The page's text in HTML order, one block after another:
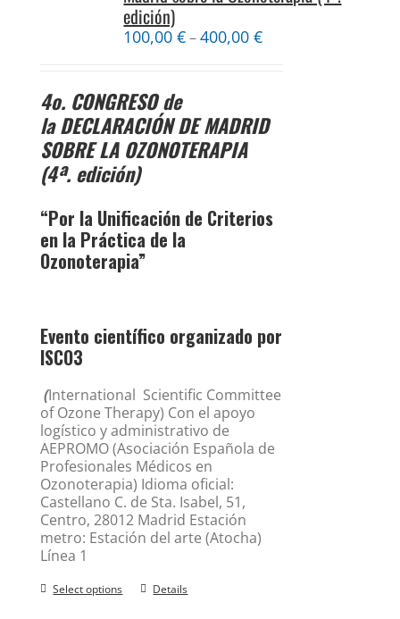
edición)
100,00€–400,00€
4o. CONGRESOde
laDECLARACIÓN DE MADRID
SOBRE LA OZONOTERAPIA
(4ª. edición)
“Por la Unificación de Criterios
en la Práctica de la
Ozonoterapia”
Evento científico organizado por
ISCO3
(International Scientific Committee
of Ozone Therapy) Con el apoyo
logístico y administrativo de
AEPROMO (Asociación Española de
Profesionales Médicos en
Ozonoterapia) Idioma oficial:
Castellano C. de Sta. Isabel, 51,
Centro, 28012 Madrid Estación
metro: Estación del arte (Atocha)
Línea 1
Select options Details